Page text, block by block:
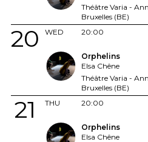
Théâtre Varia -
Bruxelles (BE)
WED
20
20:00
Orphelins
Elsa Chêne
Théâtre Varia -
Bruxelles (BE)
THU
21
20:00
Orphelins
Elsa Chêne